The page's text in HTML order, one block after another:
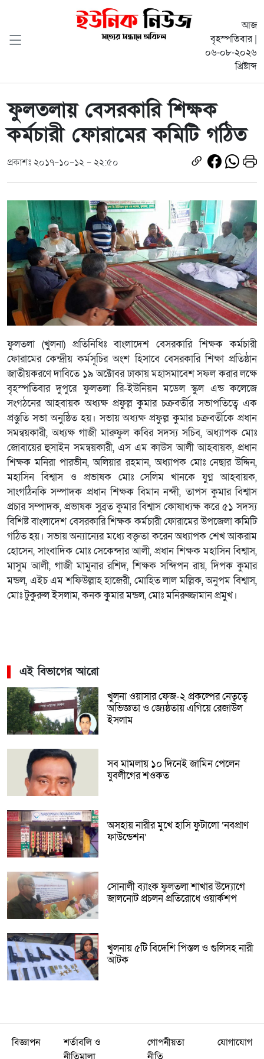
আজ
বৃহস্পতিবার |
০৬-০৮-২০২৬
খ্রিষ্টাব্দ
ফুলতলায় বেসরকারি শিক্ষক
কর্মচারী ফোরামের কমিটি গঠিত
প্রকাশঃ ২০১৭-১০-১২ - ২২:৫০
ফুলতলা (খুলনা) প্রতিনিধিঃ বাংলাদেশ বেসরকারি শিক্ষক কর্মচারী
ফোরামের কেন্দ্রীয় কর্মসূচির অংশ হিসাবে বেসরকারি শিক্ষা প্রতিষ্ঠান
জাতীয়করণে দাবিতে ১৯ অক্টোবর ঢাকায় মহাসমাবেশ সফল করার লক্ষে
বৃহস্পতিবার দুপুরে ফুলতলা রি-ইউনিয়ন মডেল স্কুল এন্ড কলেজে
সংগঠনের আহবায়ক অধ্যক্ষ প্রফুল্ল কুমার চক্রবর্তীর সভাপতিত্বে এক
প্রস্তুতি সভা অনুষ্ঠিত হয়। সভায় অধ্যক্ষ প্রফুল্ল কুমার চক্রবর্তীকে প্রধান
সমন্বয়কারী, অধ্যক্ষ গাজী মারুফুল কবির সদস্য সচিব, অধ্যাপক মোঃ
জোবায়ের হুসাইন সমন্বয়কারী, এস এম কাউস আলী আহবায়ক, প্রধান
শিক্ষক মনিরা পারভীন, অলিয়ার রহমান, অধ্যাপক মোঃ নেছার উদ্দিন,
মহাসিন বিশ্বাস ও প্রভাষক মোঃ সেলিম খানকে যুগ্ন আহবায়ক,
সাংগঠিনকি সম্পাদক প্রধান শিক্ষক বিমান নন্দী, তাপস কুমার বিশ্বাস
প্রচার সম্পাদক, প্রভাষক সুব্রত কুমার বিশ্বাস কোষাধ্যক্ষ করে ৫১ সদস্য
বিশিষ্ট বাংলাদেশ বেসরকারি শিক্ষক কর্মচারী ফোরামের উপজেলা কমিটি
গঠিত হয়। সভায় অন্যান্যের মধ্যে বক্তৃতা করেন অধ্যাপক শেখ আকরাম
হোসেন, সাংবাদিক মোঃ সেকেন্দার আলী, প্রধান শিক্ষক মহাসিন বিশ্বাস,
মাসুম আলী, গাজী মামুনার রশিদ, শিক্ষক সন্দিপন রায়, দিপক কুমার
মন্ডল, এইচ এম শফিউল্লাহ হাজেরী, মোহিত লাল মল্লিক, অনুপম বিশ্বাস,
মোঃ টুকুরুল ইসলাম, কনক কুৃমার মন্ডল, মোঃ মনিরুজ্জামান প্রমুখ।
এই বিভাগের আরো
খুলনা ওয়াসার ফেজ-২ প্রকল্পের নেতৃত্বে
অভিজ্ঞতা ও জ্যেষ্ঠতায় এগিয়ে রেজাউল
ইসলাম
সব মামলায় ১০ দিনেই জামিন পেলেন
যুবলীগের শওকত
অসহায় নারীর মুখে হাসি ফুটালো ‘নবপ্রাণ
ফাউন্ডেশন’
সোনালী ব্যাংক ফুলতলা শাখার উদ্যোগে
জালনোট প্রচলন প্রতিরোধে ওয়ার্কশপ
খুলনায় ৫টি বিদেশি পিস্তল ও গুলিসহ নারী
আটক
বিজ্ঞাপন
শর্তাবলি ও
গোপনীয়তা
যোগাযোগ